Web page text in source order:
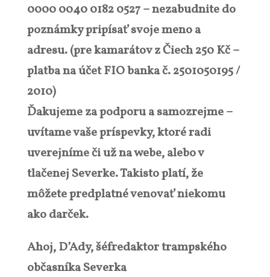
0000 0040 0182 0527 – nezabudnite do
poznámky pripísať svoje meno a
adresu. (pre kamarátov z Čiech 250 Kč –
platba na účet FIO banka č. 2501050195 /
2010)
Ďakujeme za podporu a samozrejme –
uvítame vaše príspevky, ktoré radi
uverejníme či už na webe, alebo v
tlačenej Severke. Takisto platí, že
môžete predplatné venovať niekomu
ako darček.
Ahoj, D’Ady, šéfredaktor trampského
občasníka Severka